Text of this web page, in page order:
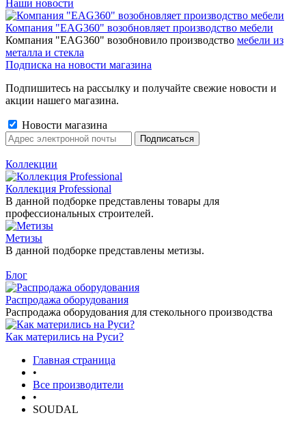
Наши новости
Компания "EAG360" возобновляет производство мебели
Компания "EAG360" возобновило производство мебели из
металла и стекла
Подписка на новости магазина
Подпишитесь на рассылку и получайте свежие новости и
акции нашего магазина.
Новости магазина
Коллекции
Коллекция Professional
В данной подборке представлены товары для
профессиональных строителей.
Метизы
В данной подборке представлены метизы.
Блог
Распродажа оборудования
Распродажа оборудования для стекольного производства
Как матерились на Руси?
Главная страница
•
Все производители
•
SOUDAL